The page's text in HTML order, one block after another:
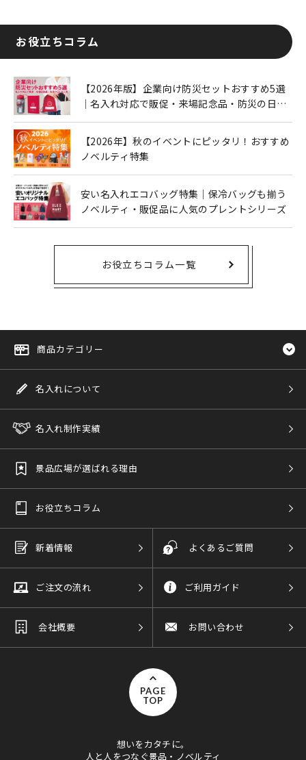
お役立ちコラム
【2026年版】企業向け防災セットおすすめ5選
｜名入れ対応で販促・来場記念品・防災の日に
【2026年】秋のイベントにピッタリ！おすすめ
ノベルティ特集
安い名入れエコバッグ特集｜保冷バッグも揃う
ノベルティ・販促品に人気のプレントシリーズ
お役立ちコラム一覧
商品カテゴリー
名入れについて
名入れ制作実績
景品広場が選ばれる理由
お役立ちコラム
新着情報 よくあるご質問
ご注文の流れ ご利用ガイド
会社概要 お問い合わせ
PAGE
TOP
想いをカタチに。
人と人をつなぐ景品・ノベルティ